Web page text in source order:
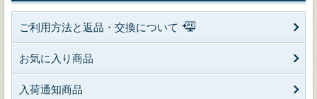
ご利用方法と返品・交換について
お気に入り商品
入荷通知商品